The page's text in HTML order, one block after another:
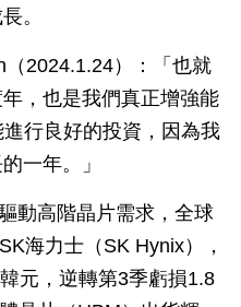
。
2024.1.24）：「也就
，也是我們真正增強能
行良好的投資，因為我
一年。」
動高階晶片需求，全球
海力士（SK Hynix），
元，逆轉第3季虧損1.8